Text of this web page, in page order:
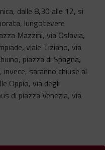
dalle 8,30 alle 12, si
lungotevere
Mazzini, via Oslavia,
viale Tiziano, via
piazza di Spagna,
saranno chiuse al
Oppio, via degli
di piazza Venezia, via